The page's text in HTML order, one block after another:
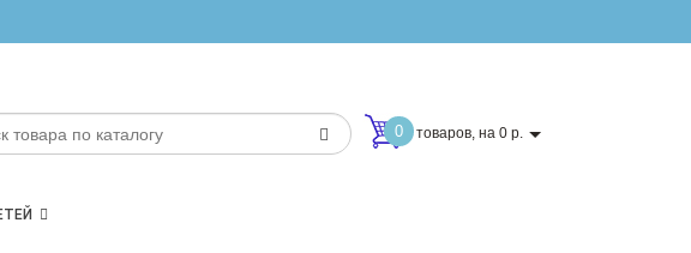
0 товаров, на 0 р.